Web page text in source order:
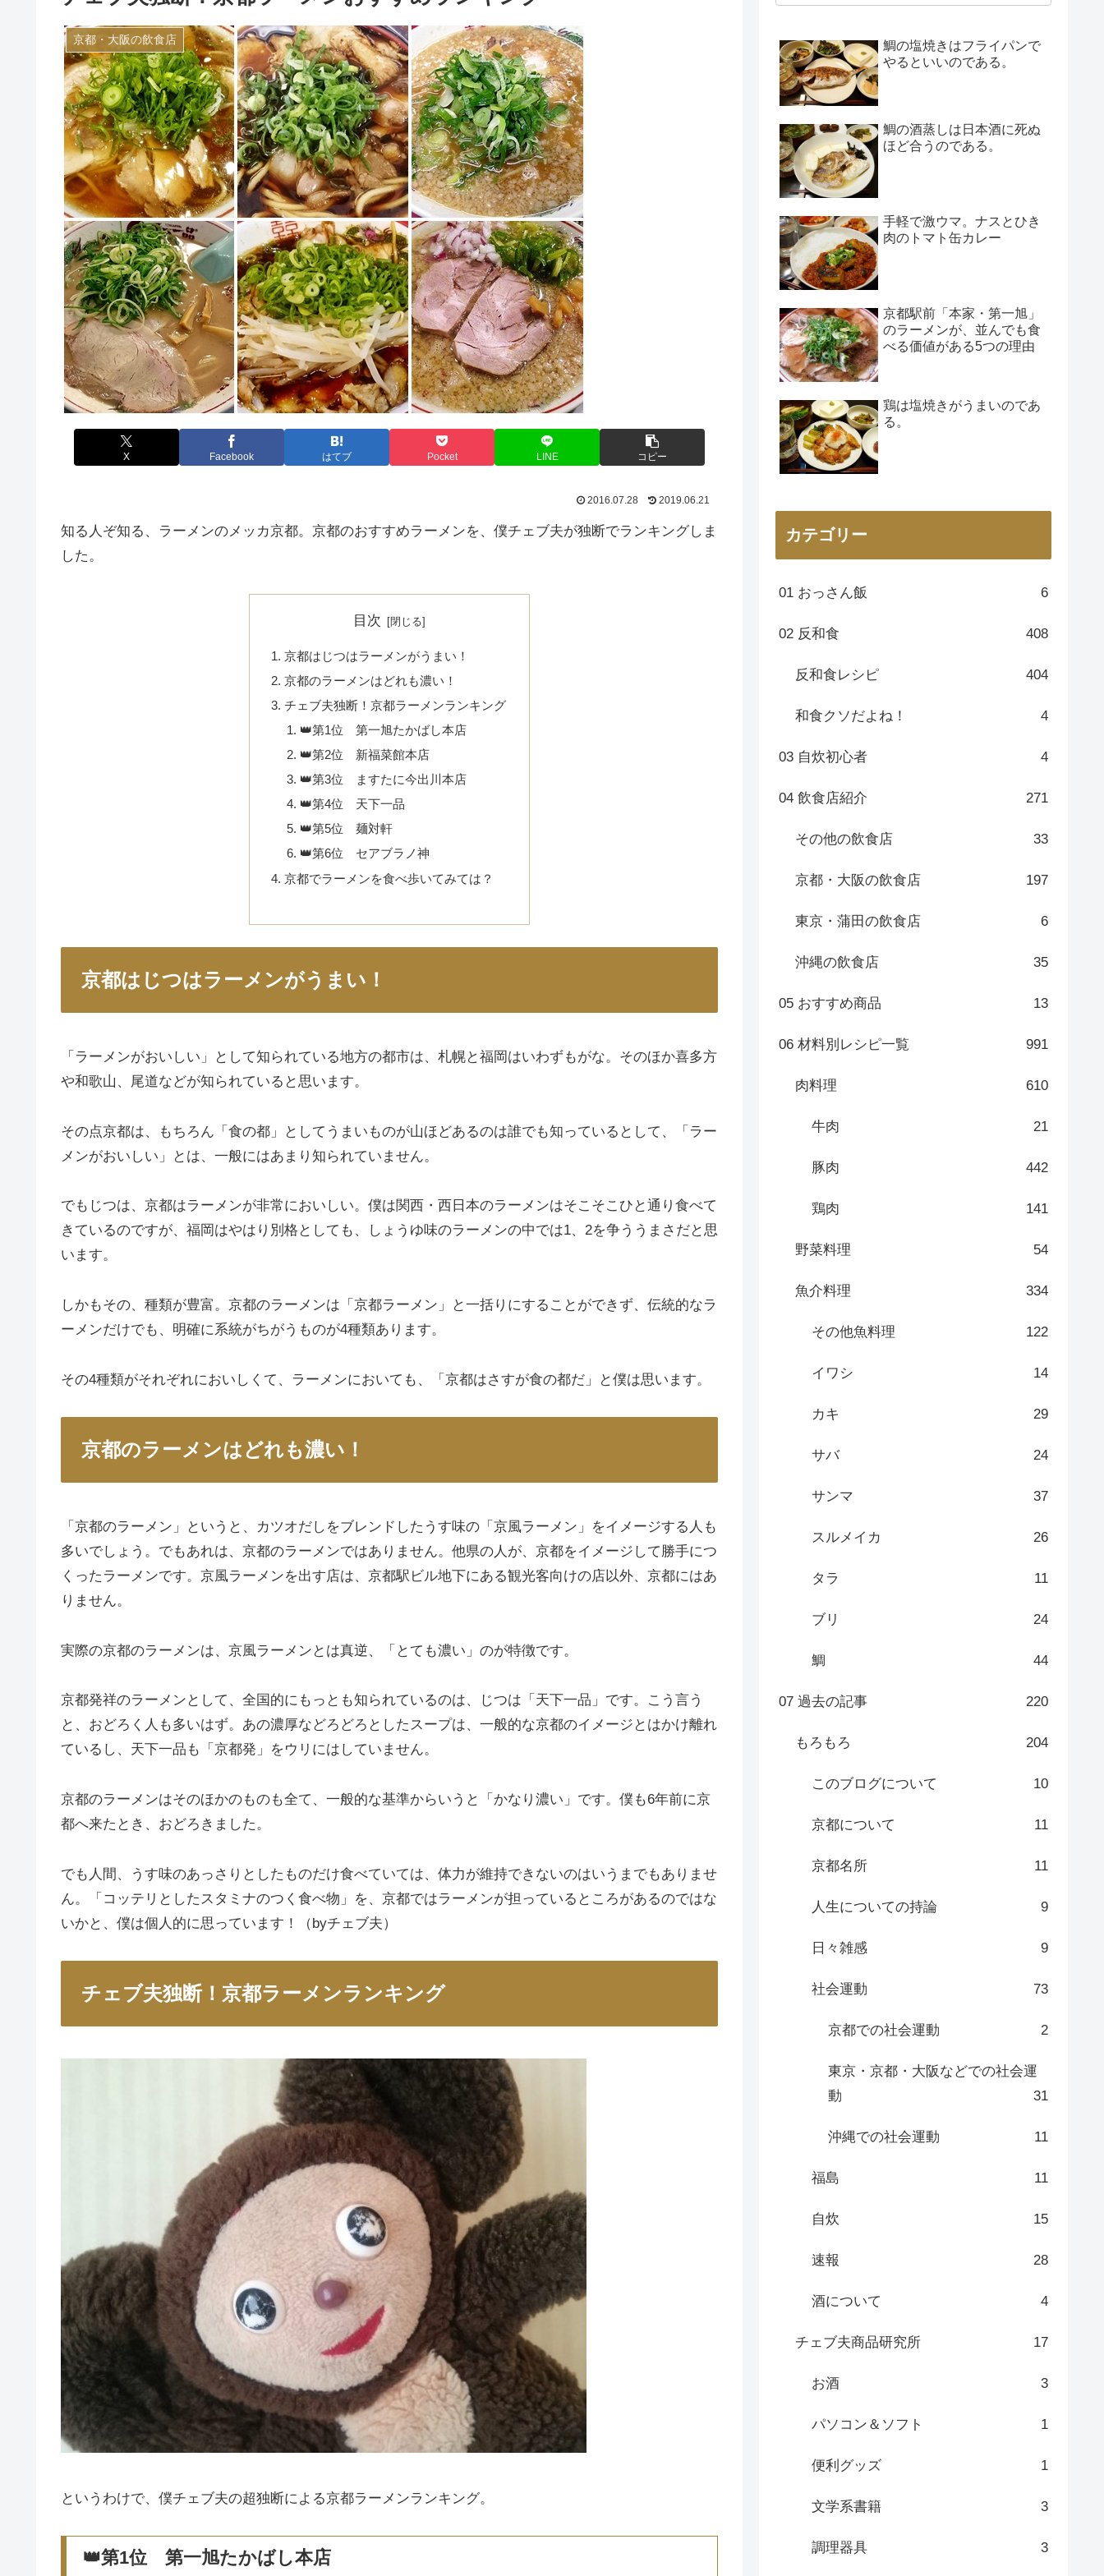
京都・大阪の飲食店
X Facebook はてブ Pocket LINE コピー
2016.07.28 2019.06.21
知る人ぞ知る、ラーメンのメッカ京都。京都のおすすめラーメンを、僕チェブ夫が独断でランキングしま
した。
目次
京都はじつはラーメンがうまい！
京都のラーメンはどれも濃い！
チェブ夫独断！京都ラーメンランキング
👑第1位 第一旭たかばし本店
👑第2位 新福菜館本店
👑第3位 ますたに今出川本店
👑第4位 天下一品
👑第5位 麺対軒
👑第6位 セアブラノ神
京都でラーメンを食べ歩いてみては？
京都はじつはラーメンがうまい！
「ラーメンがおいしい」として知られている地方の都市は、札幌と福岡はいわずもがな。そのほか喜多方
や和歌山、尾道などが知られていると思います。
その点京都は、もちろん「食の都」としてうまいものが山ほどあるのは誰でも知っているとして、「ラー
メンがおいしい」とは、一般にはあまり知られていません。
でもじつは、京都はラーメンが非常においしい。僕は関西・西日本のラーメンはそこそこひと通り食べて
きているのですが、福岡はやはり別格としても、しょうゆ味のラーメンの中では1、2を争ううまさだと思
います。
しかもその、種類が豊富。京都のラーメンは「京都ラーメン」と一括りにすることができず、伝統的なラ
ーメンだけでも、明確に系統がちがうものが4種類あります。
その4種類がそれぞれにおいしくて、ラーメンにおいても、「京都はさすが食の都だ」と僕は思います。
京都のラーメンはどれも濃い！
「京都のラーメン」というと、カツオだしをブレンドしたうす味の「京風ラーメン」をイメージする人も
多いでしょう。でもあれは、京都のラーメンではありません。他県の人が、京都をイメージして勝手につ
くったラーメンです。京風ラーメンを出す店は、京都駅ビル地下にある観光客向けの店以外、京都にはあ
りません。
実際の京都のラーメンは、京風ラーメンとは真逆、「とても濃い」のが特徴です。
京都発祥のラーメンとして、全国的にもっとも知られているのは、じつは「天下一品」です。こう言う
と、おどろく人も多いはず。あの濃厚などろどろとしたスープは、一般的な京都のイメージとはかけ離れ
ているし、天下一品も「京都発」をウリにはしていません。
京都のラーメンはそのほかのものも全て、一般的な基準からいうと「かなり濃い」です。僕も6年前に京
都へ来たとき、おどろきました。
でも人間、うす味のあっさりとしたものだけ食べていては、体力が維持できないのはいうまでもありませ
ん。「コッテリとしたスタミナのつく食べ物」を、京都ではラーメンが担っているところがあるのではな
いかと、僕は個人的に思っています！（byチェブ夫）
チェブ夫独断！京都ラーメンランキング
というわけで、僕チェブ夫の超独断による京都ラーメンランキング。
👑第1位 第一旭たかばし本店
鯛の塩焼きはフライパンで
やるといいのである。
鯛の酒蒸しは日本酒に死ぬ
ほど合うのである。
手軽で激ウマ。ナスとひき
肉のトマト缶カレー
京都駅前「本家・第一旭」
のラーメンが、並んでも食
べる価値がある5つの理由
鶏は塩焼きがうまいのであ
る。
カテゴリー
01 おっさん飯 6
02 反和食 408
反和食レシピ 404
和食クソだよね！ 4
03 自炊初心者 4
04 飲食店紹介 271
その他の飲食店 33
京都・大阪の飲食店 197
東京・蒲田の飲食店 6
沖縄の飲食店 35
05 おすすめ商品 13
06 材料別レシピ一覧 991
肉料理 610
牛肉 21
豚肉 442
鶏肉 141
野菜料理 54
魚介料理 334
その他魚料理 122
イワシ 14
カキ 29
サバ 24
サンマ 37
スルメイカ 26
タラ 11
ブリ 24
鯛 44
07 過去の記事 220
もろもろ 204
このブログについて 10
京都について 11
京都名所 11
人生についての持論 9
日々雑感 9
社会運動 73
京都での社会運動 2
東京・京都・大阪などでの社会運
動
31
沖縄での社会運動 11
福島 11
自炊 15
速報 28
酒について 4
チェブ夫商品研究所 17
お酒 3
パソコン＆ソフト 1
便利グッズ 1
文学系書籍 3
調理器具 3